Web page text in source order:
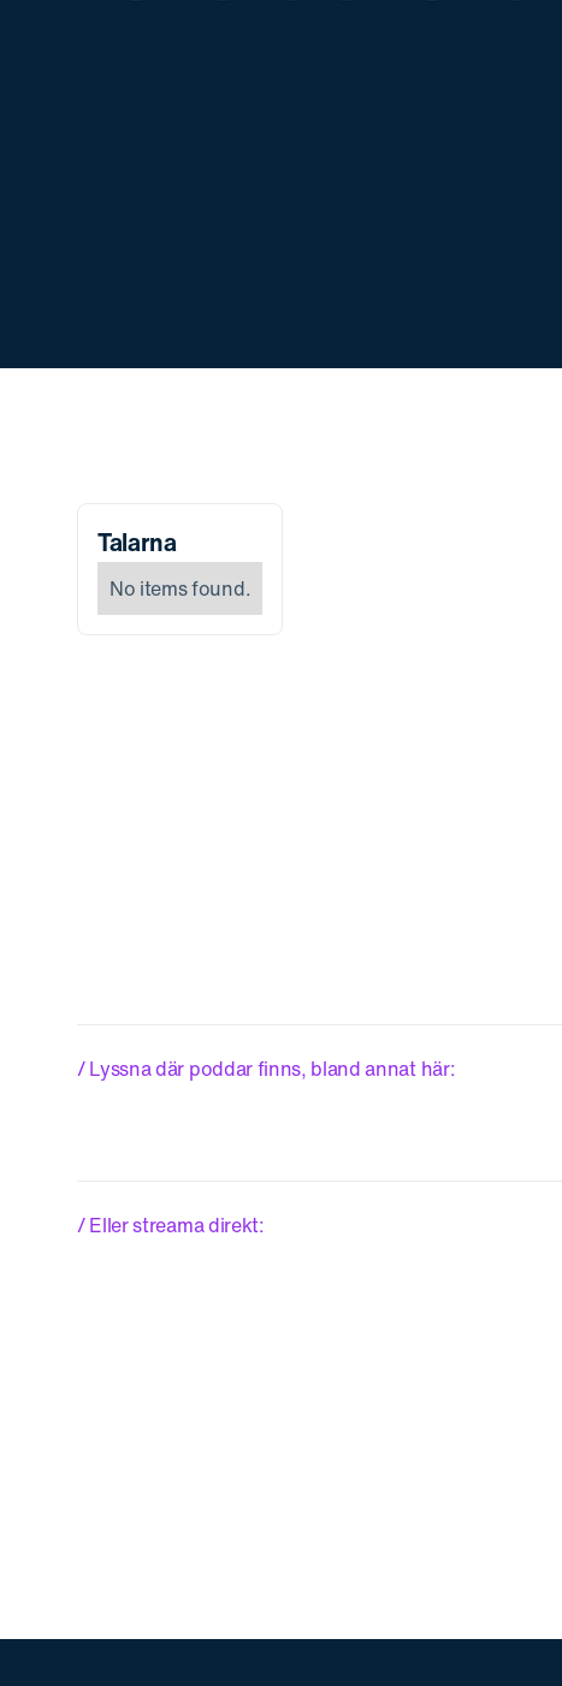
Talarna
No items found.
/ Lyssna där poddar finns, bland annat här:
/ Eller streama direkt: